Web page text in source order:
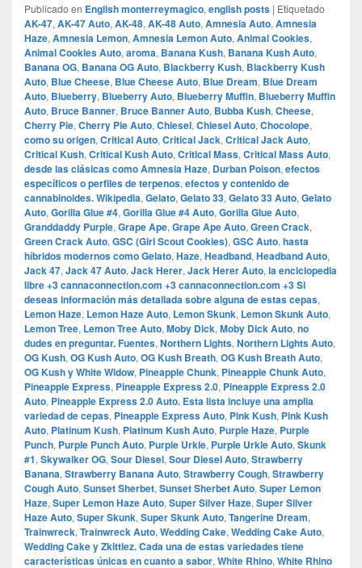
Publicado en English monterreymagico, english posts | Etiquetado
AK-47, AK-47 Auto, AK-48, AK-48 Auto, Amnesia Auto, Amnesia
Haze, Amnesia Lemon, Amnesia Lemon Auto, Animal Cookies,
Animal Cookies Auto, aroma, Banana Kush, Banana Kush Auto,
Banana OG, Banana OG Auto, Blackberry Kush, Blackberry Kush
Auto, Blue Cheese, Blue Cheese Auto, Blue Dream, Blue Dream
Auto, Blueberry, Blueberry Auto, Blueberry Muffin, Blueberry Muffin
Auto, Bruce Banner, Bruce Banner Auto, Bubba Kush, Cheese,
Cherry Pie, Cherry Pie Auto, Chiesel, Chiesel Auto, Chocolope,
como su origen, Critical Auto, Critical Jack, Critical Jack Auto,
Critical Kush, Critical Kush Auto, Critical Mass, Critical Mass Auto,
desde las clásicas como Amnesia Haze, Durban Poison, efectos
específicos o perfiles de terpenos, efectos y contenido de
cannabinoides.​ Wikipedia, Gelato, Gelato 33, Gelato 33 Auto, Gelato
Auto, Gorilla Glue #4, Gorilla Glue #4 Auto, Gorilla Glue Auto,
Granddaddy Purple, Grape Ape, Grape Ape Auto, Green Crack,
Green Crack Auto, GSC (Girl Scout Cookies), GSC Auto, hasta
híbridos modernos como Gelato, Haze, Headband, Headband Auto,
Jack 47, Jack 47 Auto, Jack Herer, Jack Herer Auto, la enciclopedia
libre +3 cannaconnection.com +3 cannaconnection.com +3 Si
deseas información más detallada sobre alguna de estas cepas,
Lemon Haze, Lemon Haze Auto, Lemon Skunk, Lemon Skunk Auto,
Lemon Tree, Lemon Tree Auto, Moby Dick, Moby Dick Auto, no
dudes en preguntar.​ Fuentes, Northern Lights, Northern Lights Auto,
OG Kush, OG Kush Auto, OG Kush Breath, OG Kush Breath Auto,
OG Kush y White Widow, Pineapple Chunk, Pineapple Chunk Auto,
Pineapple Express, Pineapple Express 2.0, Pineapple Express 2.0
Auto, Pineapple Express 2.0 Auto.​ Esta lista incluye una amplia
variedad de cepas, Pineapple Express Auto, Pink Kush, Pink Kush
Auto, Platinum Kush, Platinum Kush Auto, Purple Haze, Purple
Punch, Purple Punch Auto, Purple Urkle, Purple Urkle Auto, Skunk
#1, Skywalker OG, Sour Diesel, Sour Diesel Auto, Strawberry
Banana, Strawberry Banana Auto, Strawberry Cough, Strawberry
Cough Auto, Sunset Sherbet, Sunset Sherbet Auto, Super Lemon
Haze, Super Lemon Haze Auto, Super Silver Haze, Super Silver
Haze Auto, Super Skunk, Super Skunk Auto, Tangerine Dream,
Trainwreck, Trainwreck Auto, Wedding Cake, Wedding Cake Auto,
Wedding Cake y Zkittlez. Cada una de estas variedades tiene
características únicas en cuanto a sabor, White Rhino, White Rhino